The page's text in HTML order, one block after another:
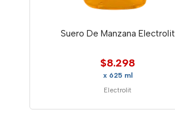
Suero De Manzana Electrolit
$8.298
x 625 ml
Electrolit